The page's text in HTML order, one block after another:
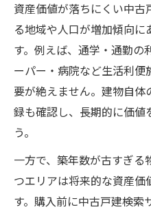
資産価値が落ちにくい中
る地域や人口が増加傾向
す。例えば、通学・通勤
ーパー・病院など生活利
要が絶えません。建物自
録も確認し、長期的に価値
う。
一方で、築年数が古すぎ
つエリアは将来的な資産
す。購入前に中古戸建検